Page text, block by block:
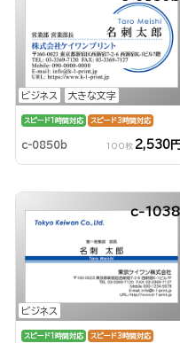
ビジネス 大きな文字
スピード1時間対応 スピード3時間対応
c-0850b 100枚 2,530円
ビジネス
c-1038
スピード1時間対応 スピード3時間対応